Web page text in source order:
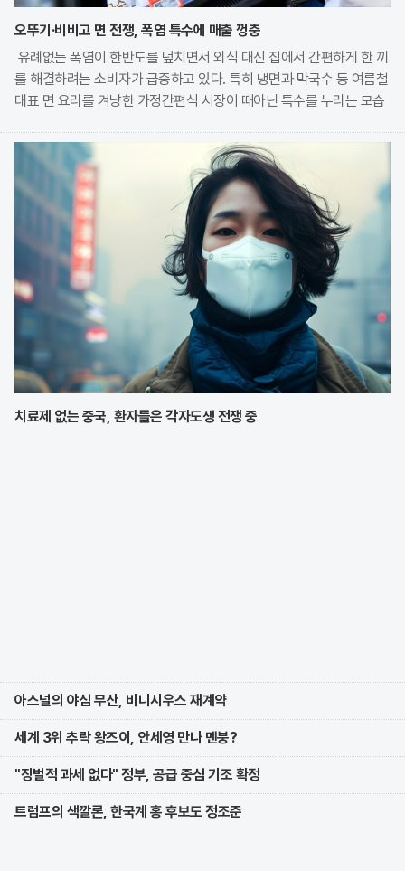
오뚜기·비비고 면 전쟁, 폭염 특수에 매출 껑충
유례없는 폭염이 한반도를 덮치면서 외식 대신 집에서 간편하게 한 끼
를 해결하려는 소비자가 급증하고 있다. 특히 냉면과 막국수 등 여름철
대표 면 요리를 겨냥한 가정간편식 시장이 때아닌 특수를 누리는 모습
앞세워 시장 점유율 확대에 박차를 가하고
치료제 없는 중국, 환자들은 각자도생 전쟁 중
아스널의 야심 무산, 비니시우스 재계약
세계 3위 추락 왕즈이, 안세영 만나 멘붕?
"징벌적 과세 없다" 정부, 공급 중심 기조 확정
트럼프의 색깔론, 한국계 홍 후보도 정조준